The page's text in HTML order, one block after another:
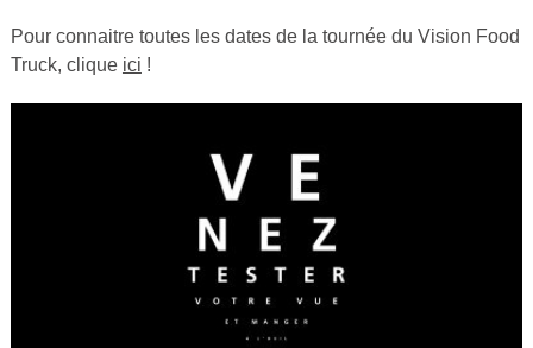
Pour connaitre toutes les dates de la tournée du Vision Food
Truck, clique ici !